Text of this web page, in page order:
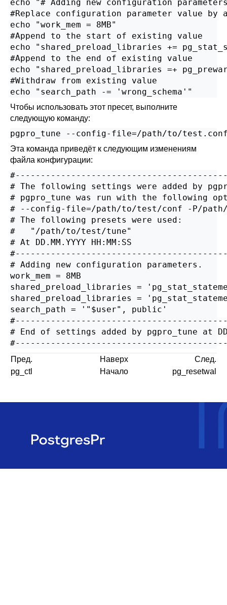
echo "# Adding new configuration
#Replace configuration parameter value by
echo "work_mem = 8MB"
#Append to the start of existing value
echo "shared_preload_libraries +=
#Append to the end of existing value
echo "shared_preload_libraries =+
#Withdraw from existing value
echo "search_path -= 'wrong_schema'"
Чтобы использовать этот пресет, выполните
следующую команду:
pgpro_tune --config-file=/path/to/
Эта команда приведёт к следующим изменениям
файла конфигурации:
# The following settings were added by
# pgpro_tune was run with the following
# --config-file=/path/to/test/conf -P/
# The following presets were used:
#	"/path/to/test/tune"
# At DD.MM.YYYY HH:MM:SS
# Adding new configuration parameters.
work_mem = 8MB
shared_preload_libraries =
shared_preload_libraries =
search_path = '"$user", public'
# End of settings added by pgpro_tune at
Пред. Наверх
След.
pg_ctl
Начало pg_resetwal